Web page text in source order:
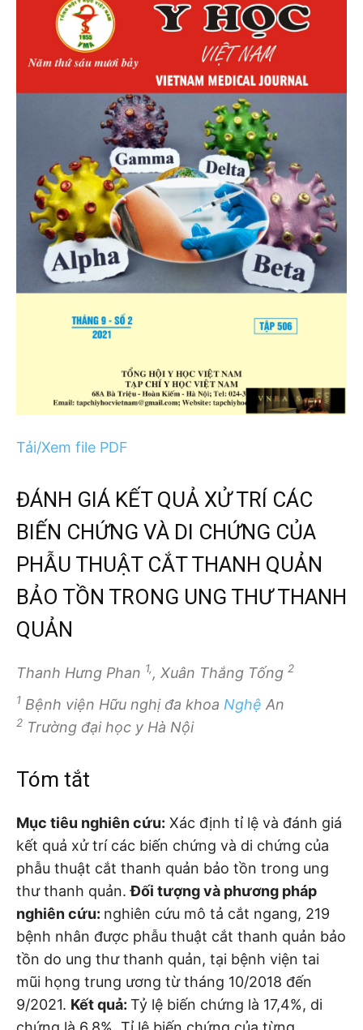
Tải/Xem file PDF
ĐÁNH GIÁ KẾT QUẢ XỬ TRÍ CÁC
BIẾN CHỨNG VÀ DI CHỨNG CỦA
PHẪU THUẬT CẮT THANH QUẢN
BẢO TỒN TRONG UNG THƯ THANH
QUẢN
Thanh Hưng Phan 1,, Xuân Thắng Tống 2
1 Bệnh viện Hữu nghị đa khoa Nghệ An
2 Trường đại học y Hà Nội
Tóm tắt
Mục tiêu nghiên cứu: Xác định tỉ lệ và đánh giá
kết quả xử trí các biến chứng và di chứng của
phẫu thuật cắt thanh quản bảo tồn trong ung
thư thanh quản.Đối tượng và phương pháp
nghiên cứu: nghiên cứu mô tả cắt ngang, 219
bệnh nhân được phẫu thuật cắt thanh quản bảo
tồn do ung thư thanh quản, tại bệnh viện tai
mũi họng trung ương từ tháng 10/2018 đến
9/2021. Kết quả: Tỷ lệ biến chứng là 17,4%, di